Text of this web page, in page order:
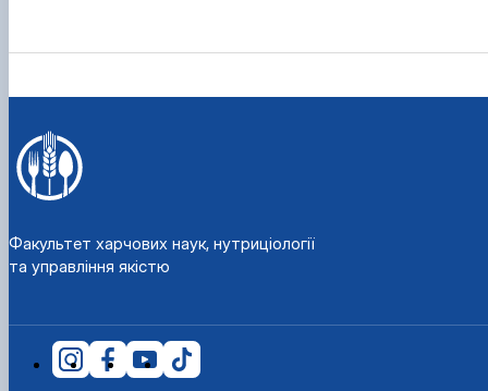
Факультет харчових наук, нутриціології
та управління якістю